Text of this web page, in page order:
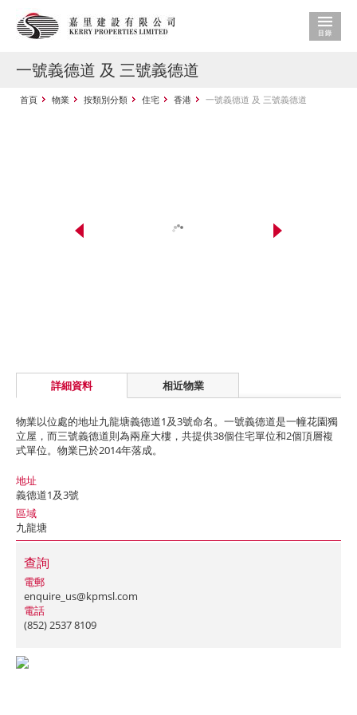
一號義德道 及 三號義德道
首頁 物業 按類別分類 住宅 香港 一號義德道 及 三號義德道
詳細資料 相近物業
物業以位處的地址九龍塘義德道1及3號命名。一號義德道是一幢花園獨
立屋，而三號義德道則為兩座大樓，共提供38個住宅單位和2個頂層複
式單位。物業已於2014年落成。
地址
義德道1及3號
區域
九龍塘
查詢
電郵
enquire_us@kpmsl.com
電話
(852) 2537 8109